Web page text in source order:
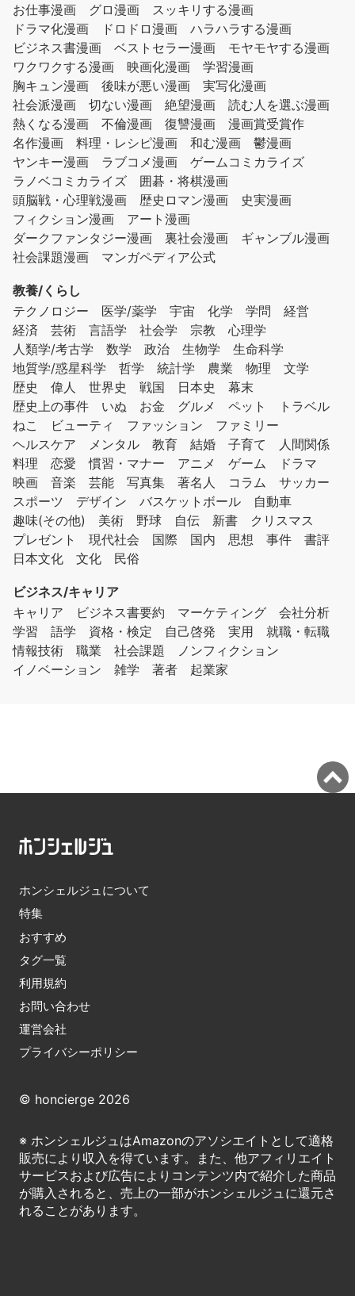
お仕事漫画
グロ漫画
スッキリする漫画
ドラマ化漫画
ドロドロ漫画
ハラハラする漫画
ビジネス書漫画
ベストセラー漫画
モヤモヤする漫画
ワクワクする漫画
映画化漫画
学習漫画
胸キュン漫画
後味が悪い漫画
実写化漫画
社会派漫画
切ない漫画 絶望漫画
読む人を選ぶ漫画
熱くなる漫画
不倫漫画 復讐漫画
漫画賞受賞作
名作漫画
料理・レシピ漫画 和む漫画
鬱漫画
ヤンキー漫画
ラブコメ漫画
ゲームコミカライズ
ラノベコミカライズ
囲碁・将棋漫画
頭脳戦・心理戦漫画
歴史ロマン漫画
史実漫画
フィクション漫画
アート漫画
ダークファンタジー漫画
裏社会漫画
ギャンブル漫画
社会課題漫画
マンガペディア公式
教養/くらし
テクノロジー
医学/薬学 宇宙 化学 学問
経営
経済
芸術 言語学 社会学 宗教
心理学
人類学/考古学
数学 政治 生物学
生命科学
地質学/惑星科学
哲学 統計学 農業 物理
文学
歴史
偉人 世界史 戦国 日本史
幕末
歴史上の事件
いぬ お金 グルメ ペット
トラベル
ねこ
ビューティ ファッション
ファミリー
ヘルスケア
メンタル 教育 結婚 子育て
人間関係
料理
恋愛 慣習・マナー アニメ ゲーム
ドラマ
映画
音楽 芸能 写真集 著名人 コラム
サッカー
スポーツ
デザイン バスケットボール
自動車
趣味(その他)
美術 野球 自伝 新書
クリスマス
プレゼント
現代社会 国際 国内 思想 事件
書評
日本文化
文化 民俗
ビジネス/キャリア
キャリア
ビジネス書要約 マーケティング
会社分析
学習
語学 資格・検定 自己啓発 実用
就職・転職
情報技術
職業 社会課題
ノンフィクション
イノベーション
雑学 著者 起業家
ホンシェルジュについて
特集
おすすめ
タグ一覧
利用規約
お問い合わせ
運営会社
プライバシーポリシー
© honcierge 2026
※ ホンシェルジュはAmazonのアソシエイトとして適格
販売により収入を得ています。また、他アフィリエイト
サービスおよび広告によりコンテンツ内で紹介した商品
が購入されると、売上の一部がホンシェルジュに還元さ
れることがあります。